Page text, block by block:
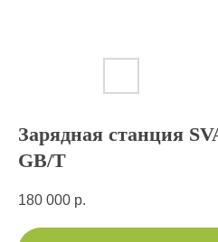
Зарядная станция
GB/T
180 000 р.